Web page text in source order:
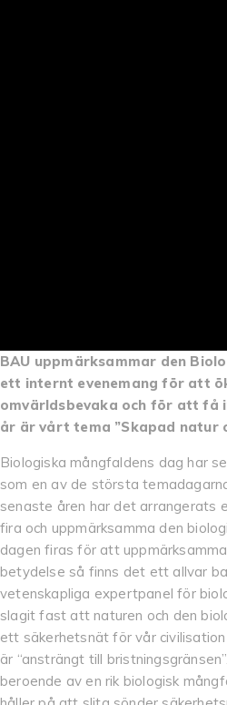
BAU uppmärksammar den
ett internt evenemang för att
omvärldsbevaka och för att få
år är vårt tema ”Skapad natur
Biologiska mångfaldens dag har
som en av de största
senaste åren har det arrangerats
fira och uppmärksamma den
dagen firas för att
betydelse så finns det ett allvar
vetenskapliga expertpanel för
slagit fast att naturen och den
ett säkerhetsnät för vår
är “ansträngt till
beroende av en rik biologisk